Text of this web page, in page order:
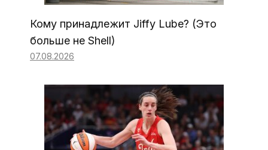
Кому принадлежит Jiffy Lube? (Это
больше не Shell)
07.08.2026